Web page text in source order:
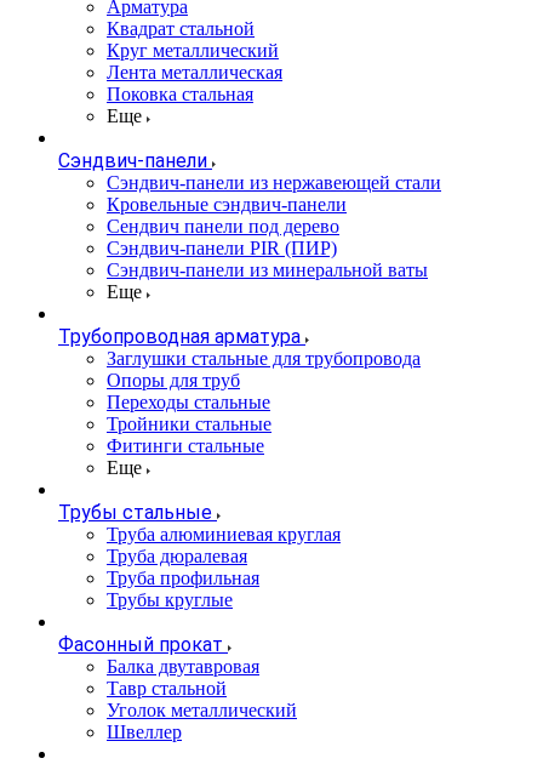
Арматура
Квадрат стальной
Круг металлический
Лента металлическая
Поковка стальная
Еще
Сэндвич-панели
Cэндвич-панели из нержавеющей стали
Кровельные сэндвич-панели
Сендвич панели под дерево
Сэндвич-панели PIR (ПИР)
Сэндвич-панели из минеральной ваты
Еще
Трубопроводная арматура
Заглушки стальные для трубопровода
Опоры для труб
Переходы стальные
Тройники стальные
Фитинги стальные
Еще
Трубы стальные
Труба алюминиевая круглая
Труба дюралевая
Труба профильная
Трубы круглые
Фасонный прокат
Балка двутавровая
Тавр стальной
Уголок металлический
Швеллер